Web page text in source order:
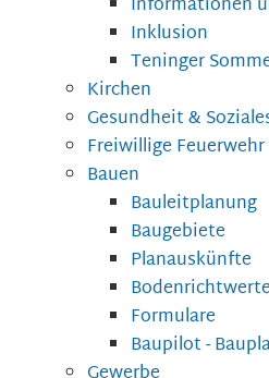
Informationen
Inklusion
Teninger
Kirchen
Gesundheit &
Freiwillige Feuerwehr
Bauen
Bauleitplanung
Baugebiete
Planauskünfte
Bodenrichtwerte
Formulare
Baupilot -